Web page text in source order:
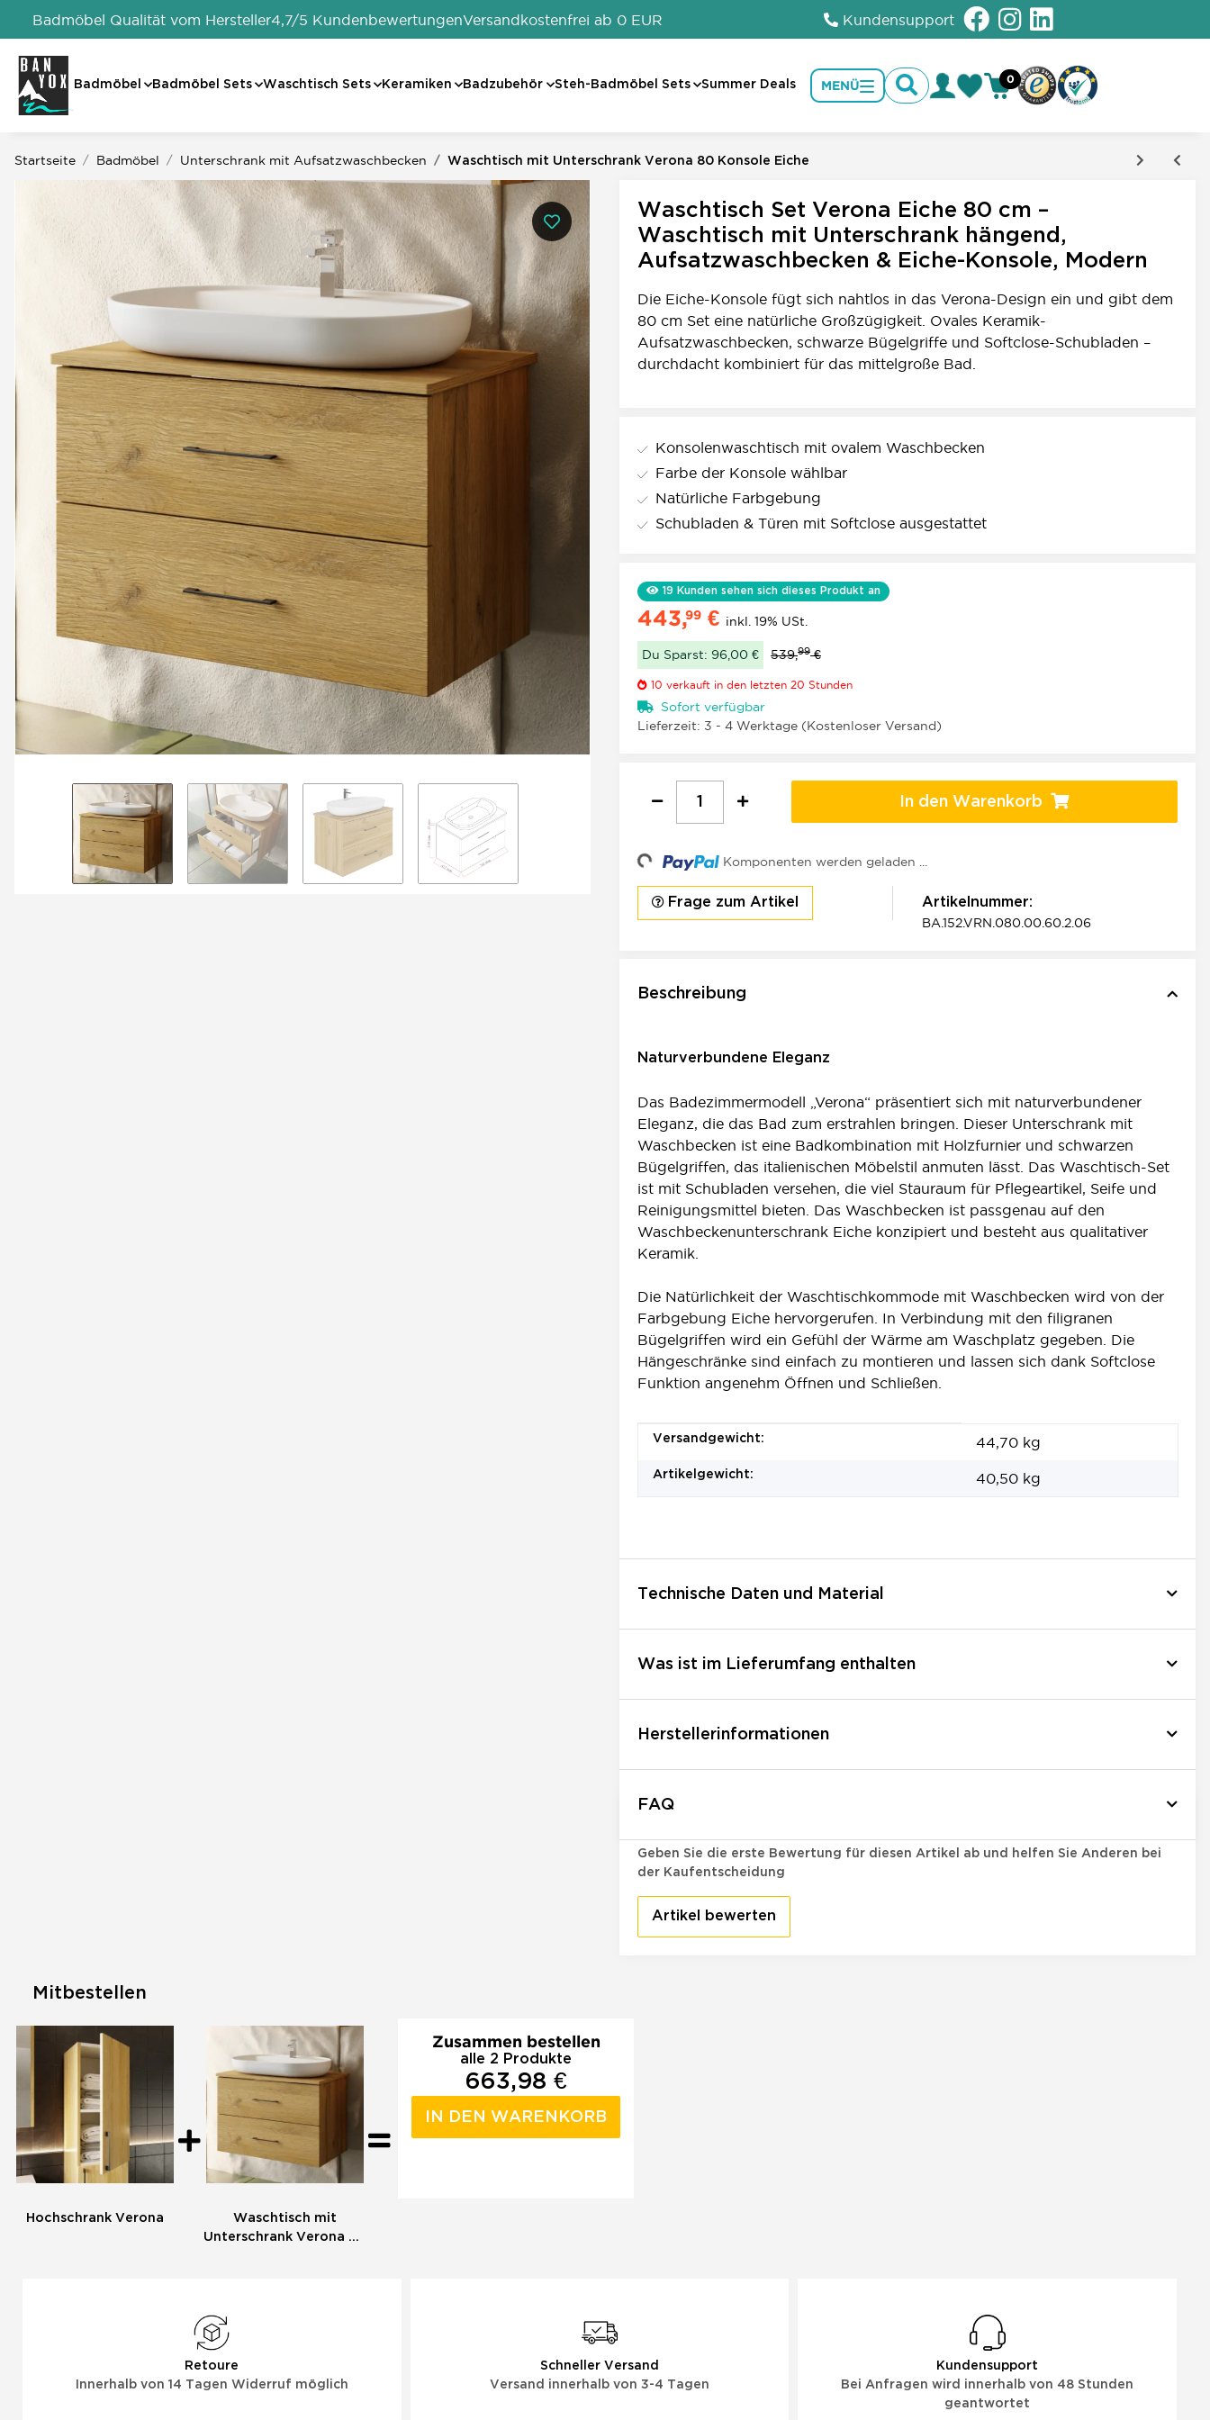
Badmöbel Qualität vom Hersteller4,7/5 KundenbewertungenVersandkostenfrei ab 0 EUR Kundensupport
Badmöbel Badmöbel Sets Waschtisch Sets Keramiken Badzubehör Steh-Badmöbel Sets Summer Deals MENÜ 0
Startseite Badmöbel Unterschrank mit Aufsatzwaschbecken Waschtisch mit Unterschrank Verona 80 Konsole Eiche
Waschtisch Set Verona Eiche 80 cm –
Waschtisch mit Unterschrank hängend,
Aufsatzwaschbecken & Eiche-Konsole, Modern
Die Eiche-Konsole fügt sich nahtlos in das Verona-Design ein und gibt dem
80 cm Set eine natürliche Großzügigkeit. Ovales Keramik-
Aufsatzwaschbecken, schwarze Bügelgriffe und Softclose-Schubladen –
durchdacht kombiniert für das mittelgroße Bad.
Konsolenwaschtisch mit ovalem Waschbecken
Farbe der Konsole wählbar
Natürliche Farbgebung
Schubladen & Türen mit Softclose ausgestattet
19 Kunden sehen sich dieses Produkt an
443,99 € inkl. 19% USt.
Du Sparst: 96,00 € 539,99€
10 verkauft in den letzten 20 Stunden
Sofort verfügbar
Lieferzeit: 3 - 4 Werktage (Kostenloser Versand)
In den Warenkorb
Loading... Komponenten werden geladen ...
Frage zum Artikel Artikelnummer:
BA.152.VRN.080.00.60.2.06
Beschreibung
Naturverbundene Eleganz
Das Badezimmermodell „Verona“ präsentiert sich mit naturverbundener
Eleganz, die das Bad zum erstrahlen bringen. Dieser Unterschrank mit
Waschbecken ist eine Badkombination mit Holzfurnier und schwarzen
Bügelgriffen, das italienischen Möbelstil anmuten lässt. Das Waschtisch-Set
ist mit Schubladen versehen, die viel Stauraum für Pflegeartikel, Seife und
Reinigungsmittel bieten. Das Waschbecken ist passgenau auf den
Waschbeckenunterschrank Eiche konzipiert und besteht aus qualitativer
Keramik.
Die Natürlichkeit der Waschtischkommode mit Waschbecken wird von der
Farbgebung Eiche hervorgerufen. In Verbindung mit den filigranen
Bügelgriffen wird ein Gefühl der Wärme am Waschplatz gegeben. Die
Hängeschränke sind einfach zu montieren und lassen sich dank Softclose
Funktion angenehm Öffnen und Schließen.
Produkteigenschaft
Wert
Versandgewicht: 44,70 kg
Artikelgewicht: 40,50 kg
Technische Daten und Material
Was ist im Lieferumfang enthalten
Herstellerinformationen
FAQ
Geben Sie die erste Bewertung für diesen Artikel ab und helfen Sie Anderen bei
der Kaufentscheidung
Artikel bewerten
Mitbestellen
Hochschrank Verona
Waschtisch mit
Unterschrank Verona 80
Zusammen bestellen
alle 2 Produkte
663,98 €
IN DEN WARENKORB
Retoure
Innerhalb von 14 Tagen Widerruf möglich
Schneller Versand
Versand innerhalb von 3-4 Tagen
Kundensupport
Bei Anfragen wird innerhalb von 48 Stunden
geantwortet